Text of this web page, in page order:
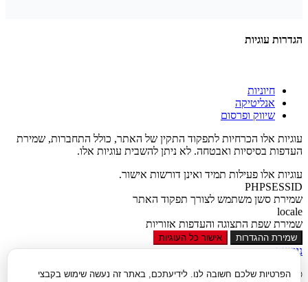
הפרטיות שלכם חשובה לנו. לידיעתכם, באתר זה נעשה שימוש בקבצי
הגדרות עוגיות
חיוניות
אנליטיקה
שיווק ופרסום
עוגיות אלו הכרחיות לתפקוד התקין של האתר, כולל התחברות, שמירת
העדפות בסיסיות ואבטחה. לא ניתן להשבית עוגיות אלו.
עוגיות אלו פעילות תמיד ואינן דורשות אישור.
PHPSESSID
שמירת סשן משתמש לצורך תפקוד האתר
locale
שמירת שפת התצוגה והעדפות אזוריות
שמירת ההגדרות אישור כל העוגיות
נגישות
סגור